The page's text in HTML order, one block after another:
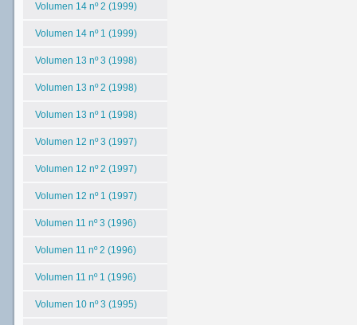
Volumen 14 nº 2 (1999)
Volumen 14 nº 1 (1999)
Volumen 13 nº 3 (1998)
Volumen 13 nº 2 (1998)
Volumen 13 nº 1 (1998)
Volumen 12 nº 3 (1997)
Volumen 12 nº 2 (1997)
Volumen 12 nº 1 (1997)
Volumen 11 nº 3 (1996)
Volumen 11 nº 2 (1996)
Volumen 11 nº 1 (1996)
Volumen 10 nº 3 (1995)